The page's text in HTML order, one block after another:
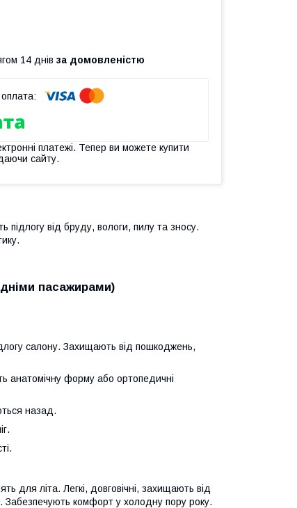
14 днів за домовленістю
платежі. Тепер ви можете купити
сайту.
підлогу від бруду, вологи, пилу та зносу.
пасажирами)
салону. Захищають від пошкоджень,
анатомічну форму або ортопедичні
назад.
для літа. Легкі, довговічні, захищають від
Забезпечують комфорт у холодну пору року.